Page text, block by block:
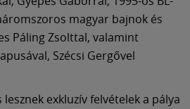
magyar bajnok és
Páling Zsolttal, valamint
Szécsi Gergővel
exkluzív felvételek a pálya